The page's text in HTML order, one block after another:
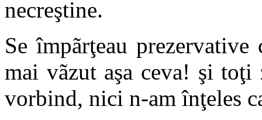
necreştine.
Se împãrţeau
mai vãzut aşa ceva! şi
vorbind, nici n-am înţeles